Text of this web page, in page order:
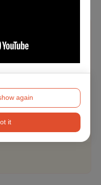
again
it
青年席位五折自由座優
方案】
上文化幣支付
，席次有
身分證件（身分證或健